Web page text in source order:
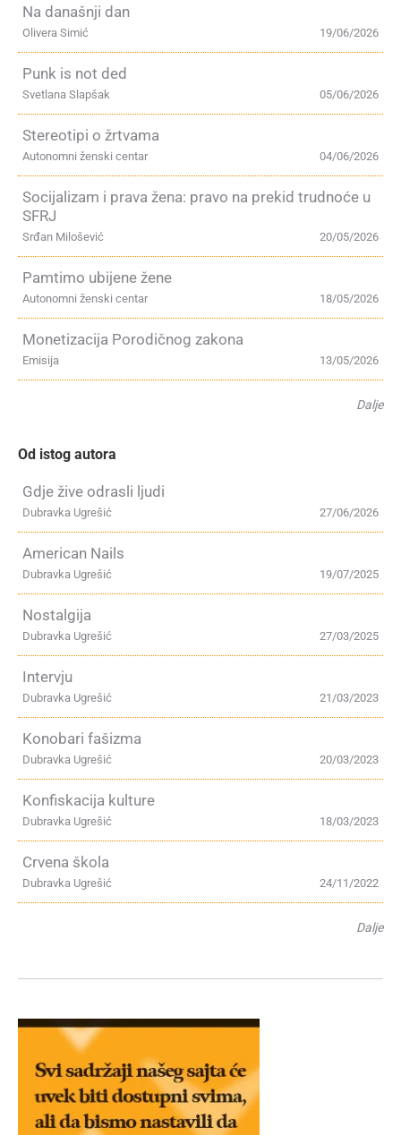
Na današnji dan
19/06/2026
Olivera Simić
Punk is not ded
05/06/2026
Svetlana Slapšak
Stereotipi o žrtvama
04/06/2026
Autonomni ženski centar
Socijalizam i prava žena: pravo na prekid trudnoće u
SFRJ
20/05/2026
Srđan Milošević
Pamtimo ubijene žene
18/05/2026
Autonomni ženski centar
Monetizacija Porodičnog zakona
13/05/2026
Emisija
Dalje
Od istog autora
Gdje žive odrasli ljudi
27/06/2026
Dubravka Ugrešić
American Nails
19/07/2025
Dubravka Ugrešić
Nostalgija
27/03/2025
Dubravka Ugrešić
Intervju
21/03/2023
Dubravka Ugrešić
Konobari fašizma
20/03/2023
Dubravka Ugrešić
Konfiskacija kulture
18/03/2023
Dubravka Ugrešić
Crvena škola
24/11/2022
Dubravka Ugrešić
Dalje